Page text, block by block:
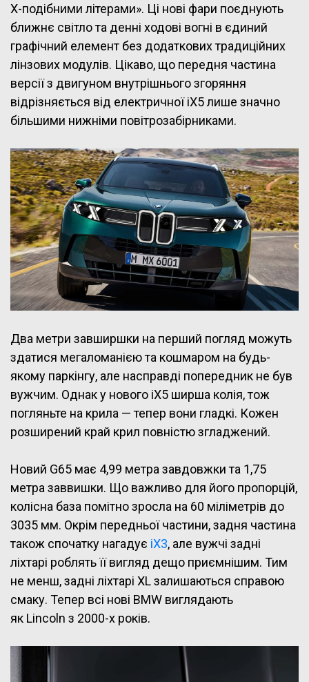
X-подібними літерами». Ці нові фари поєднують
ближнє світло та денні ходові вогні в єдиний
графічний елемент без додаткових традиційних
лінзових модулів. Цікаво, що передня частина
версії з двигуном внутрішнього згоряння
відрізняється від електричної iX5 лише значно
більшими нижніми повітрозабірниками.
Два метри завширшки на перший погляд можуть
здатися мегаломанією та кошмаром на будь-
якому паркінгу, але насправді попередник не був
вужчим. Однак у нового iX5 ширша колія, тож
погляньте на крила — тепер вони гладкі. Кожен
розширений край крил повністю згладжений.
Новий G65 має 4,99 метра завдовжки та 1,75
метра заввишки. Що важливо для його пропорцій,
колісна база помітно зросла на 60 міліметрів до
3035 мм. Окрім передньої частини, задня частина
також спочатку нагадує iX3, але вужчі задні
ліхтарі роблять її вигляд дещо приємнішим. Тим
не менш, задні ліхтарі XL залишаються справою
смаку. Тепер всі нові BMW виглядають
як Lincoln з 2000-х років.